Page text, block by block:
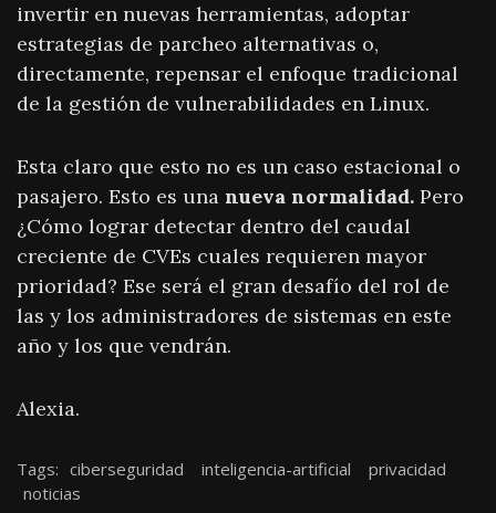
invertir en nuevas herramientas, adoptar
estrategias de parcheo alternativas o,
directamente, repensar el enfoque tradicional
de la gestión de vulnerabilidades en Linux.
Esta claro que esto no es un caso estacional o
pasajero. Esto es una nueva normalidad. Pero
¿Cómo lograr detectar dentro del caudal
creciente de CVEs cuales requieren mayor
prioridad? Ese será el gran desafío del rol de
las y los administradores de sistemas en este
año y los que vendrán.
Alexia.
Tags: ciberseguridad inteligencia-artificial
privacidad
noticias